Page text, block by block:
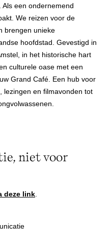
een ondernemend
We reizen voor de
brengen unieke
hoofdstad. Gevestigd in
in het historische hart
culturele oase met een
Grand Café. Een hub voor
lezingen en filmavonden tot
niet voor
deze link